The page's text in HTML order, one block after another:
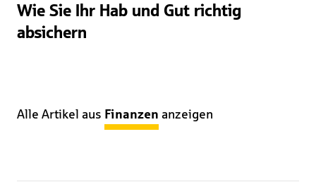
Wie Sie Ihr Hab und Gut richtig
absichern
Alle Artikel aus Finanzen anzeigen